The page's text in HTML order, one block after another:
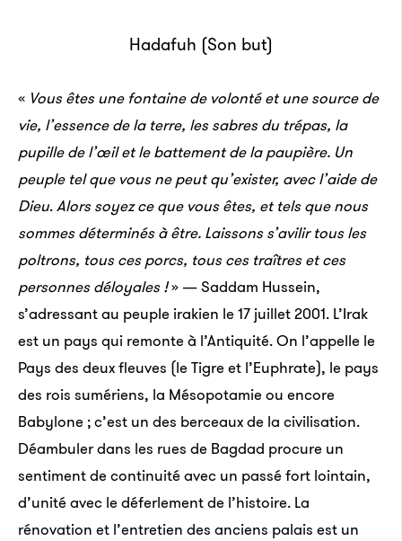
Hadafuh (Son but)
« Vous êtes une fontaine de volonté et une source de
vie, l’essence de la terre, les sabres du trépas, la
pupille de l’œil et le battement de la paupière. Un
peuple tel que vous ne peut qu’exister, avec l’aide de
Dieu.Alors soyez ce que vous êtes, et tels que nous
sommes déterminés à être. Laissons s’avilir tous les
poltrons, tous ces porcs, tous ces traîtres et ces
personnes déloyales !» — Saddam Hussein,
s’adressant au peuple irakien le 17 juillet 2001. L’Irak
est un pays qui remonte à l’Antiquité. On l’appelle le
Pays des deux fleuves (le Tigre et l’Euphrate), le pays
des rois sumériens, la Mésopotamie ou encore
Babylone ; c’est un des berceaux de la civilisation.
Déambuler dans les rues de Bagdad procure un
sentiment de continuité avec un passé fort lointain,
d’unité avec le déferlement de l’histoire. La
rénovation et l’entretien des anciens palais est un